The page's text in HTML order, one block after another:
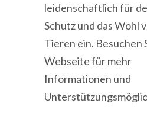
leidenschaftlich für
Schutz und das Wohl
Tieren ein. Besuchen
Webseite für mehr
Informationen und